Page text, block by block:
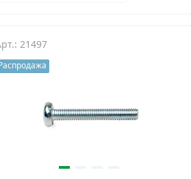
21497